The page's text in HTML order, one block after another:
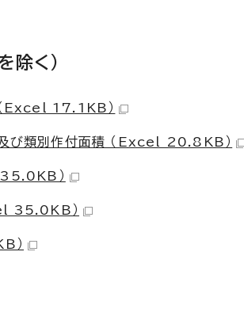
除く)
Excel 17.1KB）
び類別作付面積 （Excel 20.8KB）
35.0KB）
35.0KB）
）